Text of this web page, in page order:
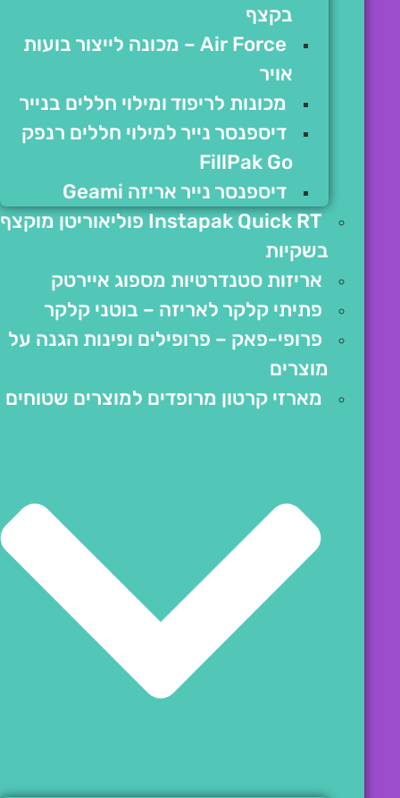
בקצף
Air Force – מכונה לייצור בועות
אויר
מכונות לריפוד ומילוי חללים בנייר
דיספנסר נייר למילוי חללים רנפק
FillPak Go
דיספנסר נייר אריזה Geami
Instapak Quick RT פוליאוריטן מוקצף
בשקיות
אריזות סטנדרטיות מספוג איירטק
פתיתי קלקר לאריזה – בוטני קלקר
פרופי-פאק – פרופילים ופינות הגנה על
מוצרים
מארזי קרטון מרופדים למוצרים שטוחים